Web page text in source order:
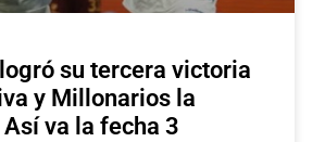
su tercera victoria
y Millonarios la
va la fecha 3